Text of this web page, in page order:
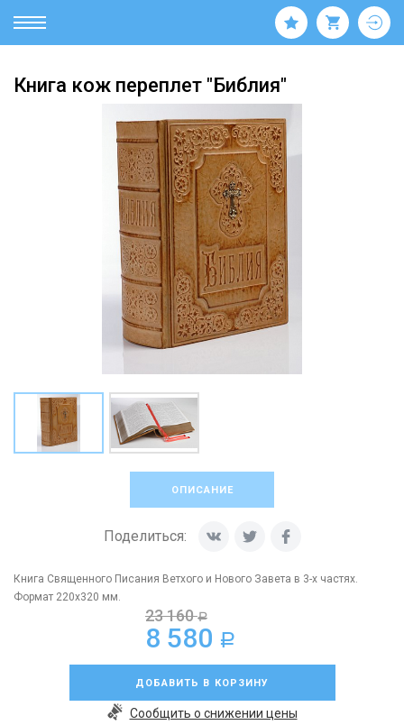
Книга кож переплет "Библия"
ОПИСАНИЕ
Поделиться:
Книга Священного Писания Ветхого и Нового Завета в 3-х частях.
Формат 220х320 мм.
23 160a
8 580 a
ДОБАВИТЬ В КОРЗИНУ
Сообщить о снижении цены